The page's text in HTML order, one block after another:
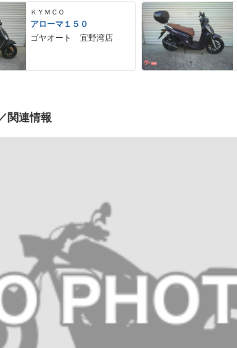
ＫＹＭＣＯ
アローマ１５０
ゴヤオート 宜野湾店
関連情報